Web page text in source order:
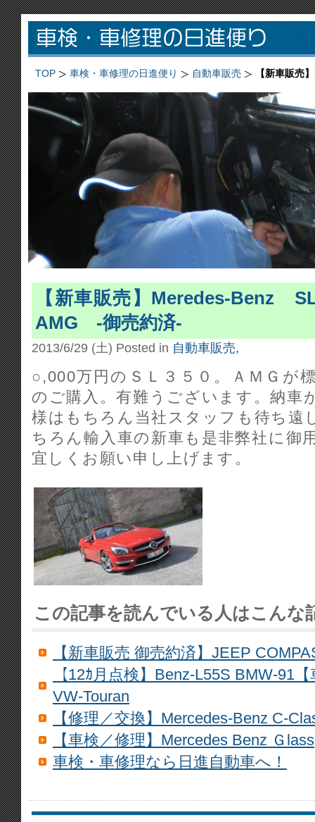
TOP 車検・車修理の日進便り 自動車販売 【新車販売
【新車販売】Meredes-Benz
AMG -御売約済-
2013/6/29 (土) Posted in 自動車販売,
○,000万円のＳＬ３５０。ＡＭＧが
のご購入。有難うございます。納車
様はもちろん当社スタッフも待ち遠
ちろん輸入車の新車も是非弊社に御
宜しくお願い申し上げます。
この記事を読んでいる人はこんな
【新車販売 御売約済】JEEP
【12ｶ月点検】Benz-L55S BMW-91
VW-Touran
【修理／交換】Mercedes-Benz C-
【車検／修理】Mercedes Benz Ｇlass
車検・車修理なら日進自動車へ！